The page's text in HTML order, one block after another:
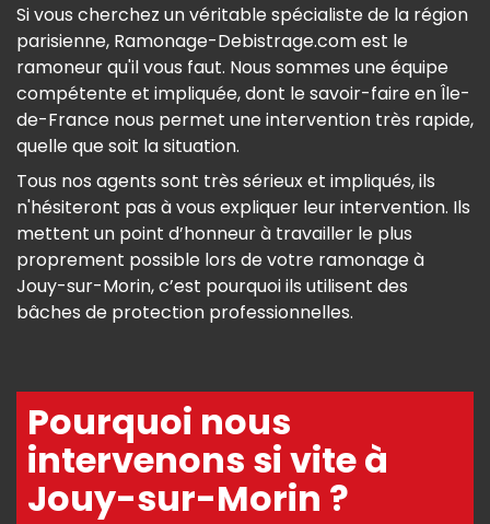
Si vous cherchez un véritable spécialiste de la région
parisienne, Ramonage-Debistrage.com est le
ramoneur qu'il vous faut. Nous sommes une équipe
compétente et impliquée, dont le savoir-faire en Île-
de-France nous permet une intervention très rapide,
quelle que soit la situation.
Tous nos agents sont très sérieux et impliqués, ils
n'hésiteront pas à vous expliquer leur intervention. Ils
mettent un point d’honneur à travailler le plus
proprement possible lors de votre ramonage à
Jouy-sur-Morin, c’est pourquoi ils utilisent des
bâches de protection professionnelles.
Pourquoi nous
intervenons si vite à
Jouy-sur-Morin ?